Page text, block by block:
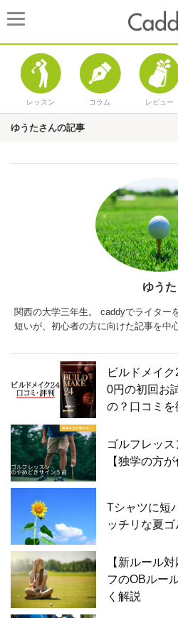
レッスン コラム レビュー
ゆうたさんの記事
ゆうた
関西の大学三年生。 caddyでライター
短いが、初心者の方に向けた記事を中
ビルドメイ
0円の初回お
の？口コミを
ゴルフレッス
【独学の方
Tシャツに短
ッチリな夏
【新ルール
フのOBルー
く解説